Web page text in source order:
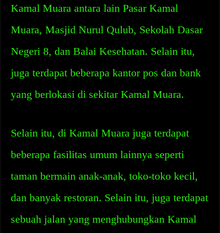
Kamal Muara antara lain Pasar Kamal
Muara, Masjid Nurul Qulub, Sekolah Dasar
Negeri 8, dan Balai Kesehatan. Selain itu,
juga terdapat beberapa kantor pos dan bank
yang berlokasi di sekitar Kamal Muara.
Selain itu, di Kamal Muara juga terdapat
beberapa fasilitas umum lainnya seperti
taman bermain anak-anak, toko-toko kecil,
dan banyak restoran. Selain itu, juga terdapat
sebuah jalan yang menghubungkan Kamal